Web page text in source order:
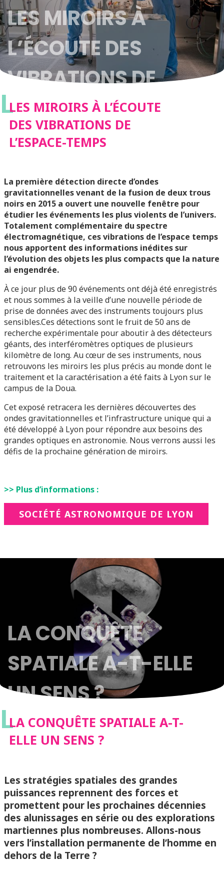
LES MIROIRS À
L’ÉCOUTE DES
VIBRATIONS DE
L’ESPACE-TEMPS
LLES MIROIRS À L’ÉCOUTE
DES VIBRATIONS DE
L’ESPACE-TEMPS
La première détection directe d’ondes
gravitationnelles venant de la fusion de deux trous
noirs en 2015 a ouvert une nouvelle fenêtre pour
étudier les événements les plus violents de l’univers.
Totalement complémentaire du spectre
électromagnétique, ces vibrations de l’espace temps
nous apportent des informations inédites sur
l’évolution des objets les plus compacts que la nature
ai engendrée.
À ce jour plus de 90 événements ont déjà été enregistrés
et nous sommes à la veille d’une nouvelle période de
prise de données avec des instruments toujours plus
sensibles.Ces détections sont le fruit de 50 ans de
recherche expérimentale pour aboutir à des détecteurs
géants, des interféromètres optiques de plusieurs
kilomètre de long. Au cœur de ses instruments, nous
retrouvons les miroirs les plus précis au monde dont le
traitement et la caractérisation a été faits à Lyon sur le
campus de la Doua.
Cet exposé retracera les dernières découvertes des
ondes gravitationnelles et l’infrastructure unique qui a
été développé à Lyon pour répondre aux besoins des
grandes optiques en astronomie. Nous verrons aussi les
défis de la prochaine génération de miroirs.
>> Plus d’informations :
SOCIÉTÉ ASTRONOMIQUE DE LYON
LA CONQUÊTE
SPATIALE A-T-ELLE
UN SENS ?
LLA CONQUÊTE SPATIALE A-T-
ELLE UN SENS ?
Les stratégies spatiales des grandes
puissances reprennent des forces et
promettent pour les prochaines décennies
des alunissages en série ou des explorations
martiennes plus nombreuses. Allons-nous
vers l’installation permanente de l’homme en
dehors de la Terre ?